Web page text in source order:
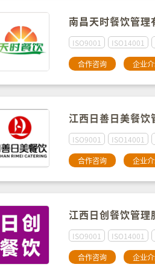
南昌天时餐饮管理
ISO9001 ISO14001
合作咨询 企业
江西日善日美餐饮
ISO9001 ISO14001
合作咨询 企业
江西日创餐饮管理
ISO9001 ISO14001
合作咨询 企业